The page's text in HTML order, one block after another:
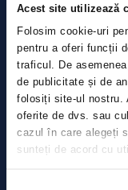
Acest site utilizează
Folosim cookie-uri
pentru a oferi funcții
traficul. De
de publicitate și de
folosiți site-ul nostru.
oferite de dvs. sau
cazul în care alegeți
sunteți de acord cu
Contact
Comunicate de presă
Politica de
Politica de prelucrare